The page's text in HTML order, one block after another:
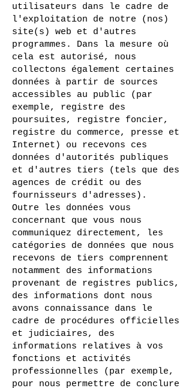
utilisateurs dans le cadre de
l'exploitation de notre (nos)
site(s) web et d'autres
programmes. Dans la mesure où
cela est autorisé, nous
collectons également certaines
données à partir de sources
accessibles au public (par
exemple, registre des
poursuites, registre foncier,
registre du commerce, presse et
Internet) ou recevons ces
données d'autorités publiques
et d'autres tiers (tels que des
agences de crédit ou des
fournisseurs d'adresses).
Outre les données vous
concernant que vous nous
communiquez directement, les
catégories de données que nous
recevons de tiers comprennent
notamment des informations
provenant de registres publics,
des informations dont nous
avons connaissance dans le
cadre de procédures officielles
et judiciaires, des
informations relatives à vos
fonctions et activités
professionnelles (par exemple,
pour nous permettre de conclure